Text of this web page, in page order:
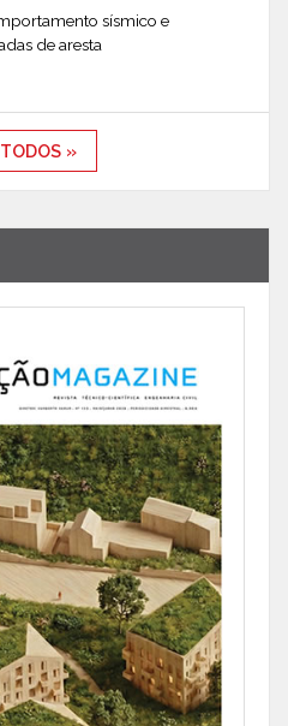
sísmico e
de aresta
»